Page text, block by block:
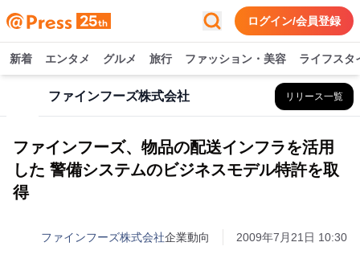
ログイン/会員登録
新着 エンタメ グルメ 旅行 ファッション・美容 ライフスタ
ファインフーズ株式会社 リリース一覧
ファインフーズ、物品の配送インフラを活用
した 警備システムのビジネスモデル特許を取
得
ファインフーズ株式会社企業動向 2009年7月21日 10:30